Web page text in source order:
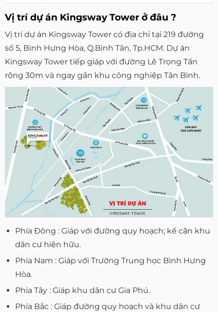
Vị trí dự án Kingsway Tower ở đâu ?
Vị trí dự án Kingsway Tower có địa chỉ tại 219 đường
số 5, Bình Hưng Hòa, Q.Bình Tân, Tp.HCM. Dự án
Kingsway Tower tiếp giáp với đường Lê Trọng Tấn
rộng 30m và ngay gần khu công nghiệp Tân Bình.
Phía Đông : Giáp với đường quy hoạch; kế cận khu
dân cư hiện hữu.
Phía Nam : Giáp với Trường Trung học Bình Hưng
Hòa.
Phía Tây : Giáp khu dân cư Gia Phú.
Phía Bắc : Giáp đường quy hoạch và khu dân cư